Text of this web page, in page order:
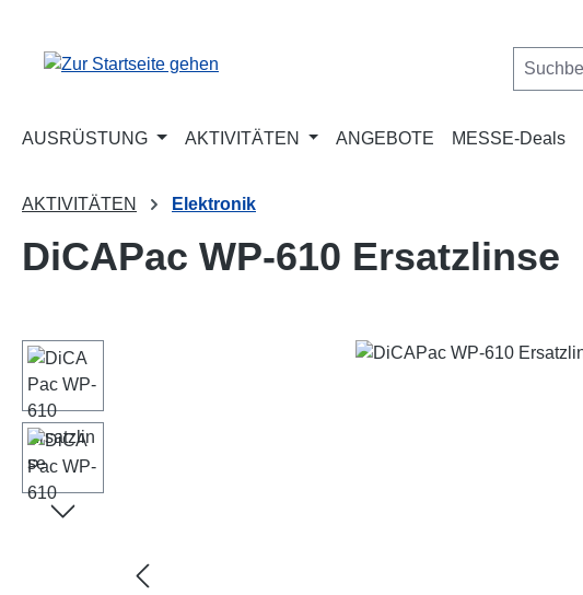
AUSRÜSTUNG AKTIVITÄTEN ANGEBOTE MESSE-Deals
AKTIVITÄTEN Elektronik
DiCAPac WP-610 Ersatzlinse
Bildergalerie überspringen